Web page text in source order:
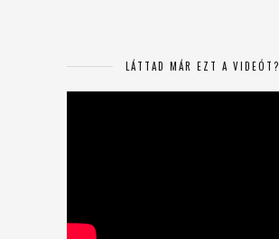
LÁTTAD MÁR EZT A VIDEÓT?